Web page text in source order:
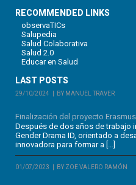
RECOMMENDED LINKS
observaTICs
Salupedia
Salud Colaborativa
Salud 2.0
Educar en Salud
LAST POSTS
29/10/2024 BY MANUEL TRAVER
Finalización del proyecto
Después de dos años de trabajo
Gender Drama ID, orientado a
innovadora para formar a […]
01/07/2023 BY ZOE VALERO RAMÓN